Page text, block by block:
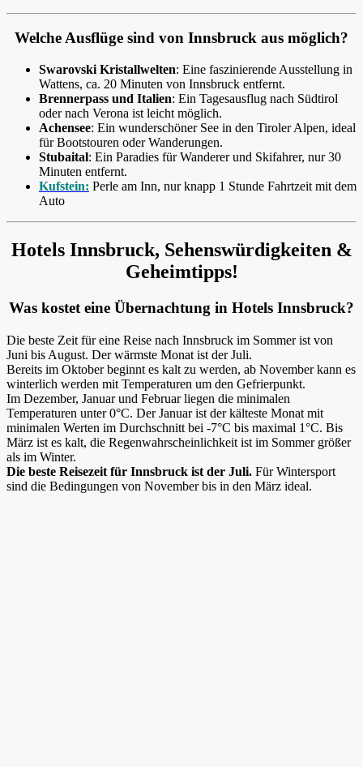
Welche Ausflüge sind von Innsbruck aus möglich?
Swarovski Kristallwelten: Eine faszinierende Ausstellung in
Wattens, ca. 20 Minuten von Innsbruck entfernt.
Brennerpass und Italien: Ein Tagesausflug nach Südtirol
oder nach Verona ist leicht möglich.
Achensee: Ein wunderschöner See in den Tiroler Alpen, ideal
für Bootstouren oder Wanderungen.
Stubaital: Ein Paradies für Wanderer und Skifahrer, nur 30
Minuten entfernt.
Kufstein: Perle am Inn, nur knapp 1 Stunde Fahrtzeit mit dem
Auto
Hotels Innsbruck, Sehenswürdigkeiten &
Geheimtipps!
Was kostet eine Übernachtung in Hotels Innsbruck?
Die beste Zeit für eine Reise nach Innsbruck im Sommer ist von
Juni bis August. Der wärmste Monat ist der Juli.
Bereits im Oktober beginnt es kalt zu werden, ab November kann es
winterlich werden mit Temperaturen um den Gefrierpunkt.
Im Dezember, Januar und Februar liegen die minimalen
Temperaturen unter 0°C. Der Januar ist der kälteste Monat mit
minimalen Werten im Durchschnitt bei -7°C bis maximal 1°C. Bis
März ist es kalt, die Regenwahrscheinlichkeit ist im Sommer größer
als im Winter.
Die beste Reisezeit für Innsbruck ist der Juli. Für Wintersport
sind die Bedingungen von November bis in den März ideal.